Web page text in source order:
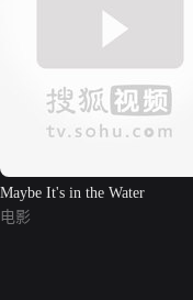
Maybe It's in the Water
电影